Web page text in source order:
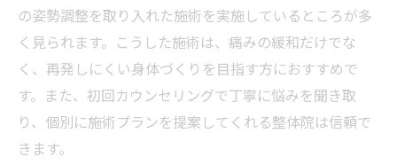
の姿勢調整を取り入れた施術を実施しているところが多
く見られます。こうした施術は、痛みの緩和だけでな
く、再発しにくい身体づくりを目指す方におすすめで
す。また、初回カウンセリングで丁寧に悩みを聞き取
り、個別に施術プランを提案してくれる整体院は信頼で
きます。